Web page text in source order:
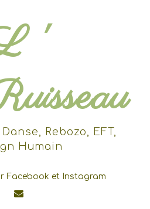
'
Rebozo, EFT,
Humain
Facebook et Instagram